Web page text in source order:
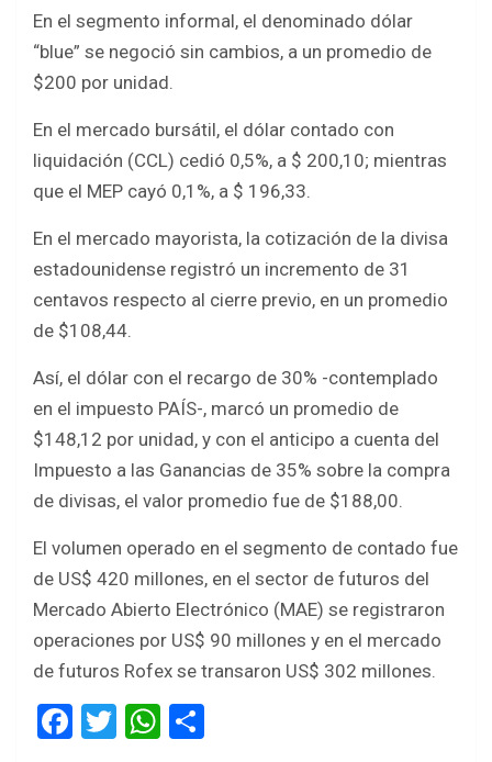
En el segmento informal, el denominado dólar
“blue” se negoció sin cambios, a un promedio de
$200 por unidad.
En el mercado bursátil, el dólar contado con
liquidación (CCL) cedió 0,5%, a $ 200,10; mientras
que el MEP cayó 0,1%, a $ 196,33.
En el mercado mayorista, la cotización de la divisa
estadounidense registró un incremento de 31
centavos respecto al cierre previo, en un promedio
de $108,44.
Así, el dólar con el recargo de 30% -contemplado
en el impuesto PAÍS-, marcó un promedio de
$148,12 por unidad, y con el anticipo a cuenta del
Impuesto a las Ganancias de 35% sobre la compra
de divisas, el valor promedio fue de $188,00.
El volumen operado en el segmento de contado fue
de US$ 420 millones, en el sector de futuros del
Mercado Abierto Electrónico (MAE) se registraron
operaciones por US$ 90 millones y en el mercado
de futuros Rofex se transaron US$ 302 millones.
F
T
W